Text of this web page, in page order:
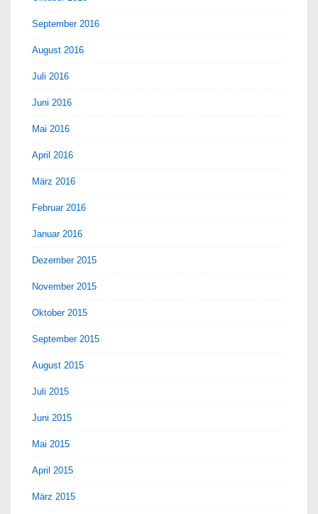
September 2016
August 2016
Juli 2016
Juni 2016
Mai 2016
April 2016
März 2016
Februar 2016
Januar 2016
Dezember 2015
November 2015
Oktober 2015
September 2015
August 2015
Juli 2015
Juni 2015
Mai 2015
April 2015
März 2015